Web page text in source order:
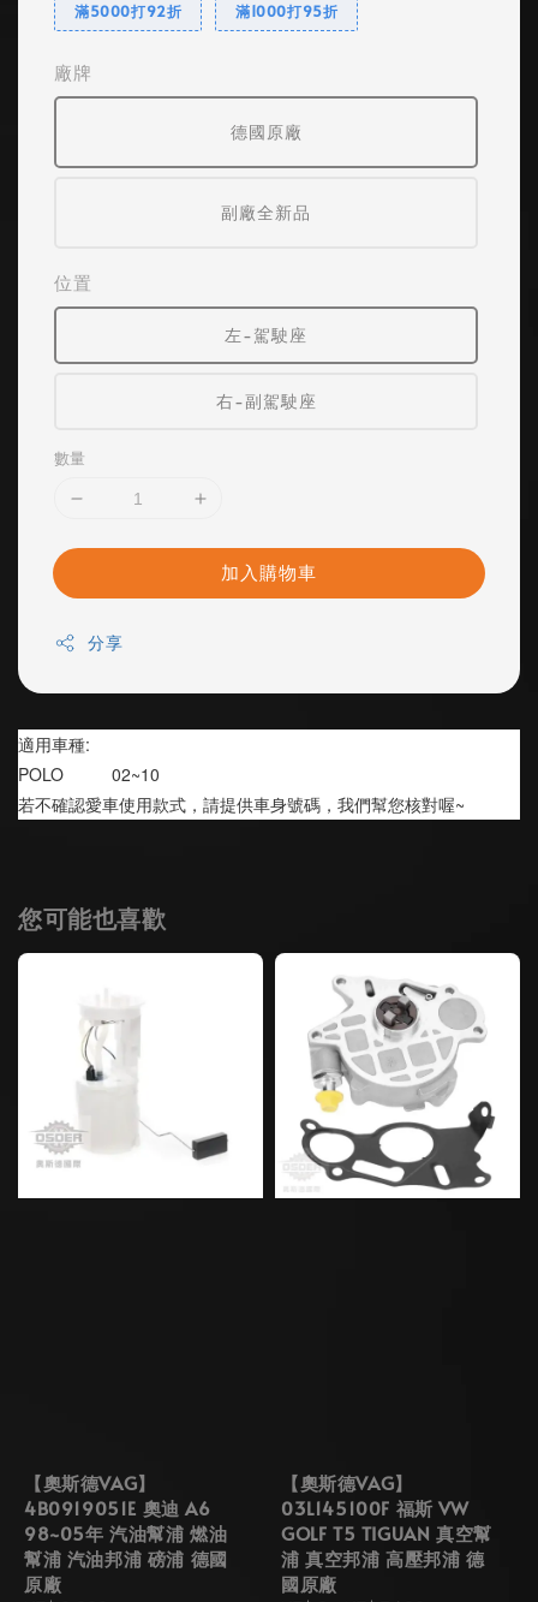
滿5000打92折 滿1000打95折
廠牌
德國原廠
副廠全新品
位置
左-駕駛座
右-副駕駛座
數量
加入購物車
分享
適用車種:
POLO          02~10
若不確認愛車使用款式，請提供車身號碼，我們幫您核對喔~
您可能也喜歡
【奧斯德VAG】
4B0919051E 奧迪 A6
98~05年 汽油幫浦 燃油
幫浦 汽油邦浦 磅浦 德國
原廠
【奧斯德VAG】
03L145100F 福斯 VW
GOLF T5 TIGUAN 真空幫
浦 真空邦浦 高壓邦浦 德
國原廠